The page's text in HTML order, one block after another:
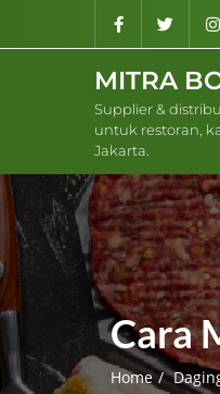
MITRA
Supplier &
untuk restoran,
Jakarta.
Cara
Home